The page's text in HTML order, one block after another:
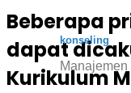
konseling
Beberapa
dapat
Kurikulum